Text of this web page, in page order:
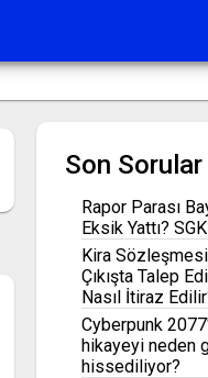
Son Sorular
Rapor Parası
Eksik Yattı?
Kira
Çıkışta Talep
Nasıl İtiraz
Cyberpunk
hikayeyi neden
hissediliyor?